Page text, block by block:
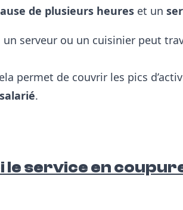
de plusieurs heures et un
serveur ou un cuisinier peut
permet de couvrir les pics
.
le service en